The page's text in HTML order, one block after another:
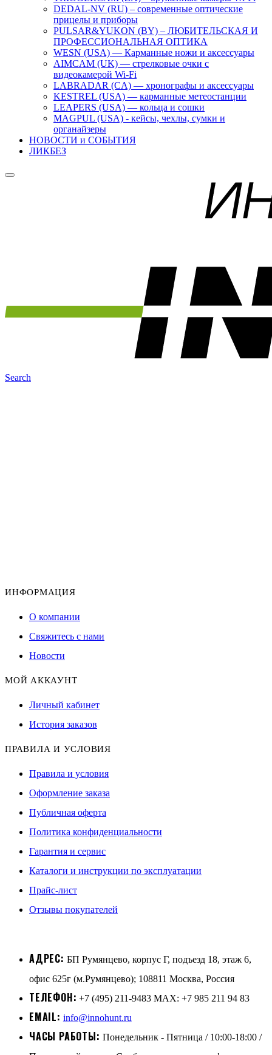
DEDAL-NV (RU) – современные оптические
прицелы и приборы
PULSAR&YUKON (BY) – ЛЮБИТЕЛЬСКАЯ И
ПРОФЕССИОНАЛЬНАЯ ОПТИКА
WESN (USA) — Карманные ножи и аксессуары
AIMCAM (UK) — стрелковые очки с
видеокамерой Wi-Fi
LABRADAR (CA) — хронографы и аксессуары
KESTREL (USA) — карманные метеостанции
LEAPERS (USA) — кольца и сошки
MAGPUL (USA) - кейсы, чехлы, сумки и
органайзеры
НОВОСТИ и СОБЫТИЯ
ЛИКБЕЗ
Search
ИНФОРМАЦИЯ
О компании
Свяжитесь с нами
Новости
МОЙ АККАУНТ
Личный кабинет
История заказов
ПРАВИЛА И УСЛОВИЯ
Правила и условия
Оформление заказа
Публичная оферта
Политика конфиденциальности
Гарантия и сервис
Каталоги и инструкции по эксплуатации
Прайс-лист
Отзывы покупателей
АДРЕС: БП Румянцево, корпус Г, подъезд 18, этаж 6,
офис 625г (м.Румянцево); 108811 Москва, Россия
ТЕЛЕФОН: +7 (495) 211-9483 MAX: +7 985 211 94 83
EMAIL: info@innohunt.ru
ЧАСЫ РАБОТЫ: Понедельник - Пятница / 10:00-18:00 /